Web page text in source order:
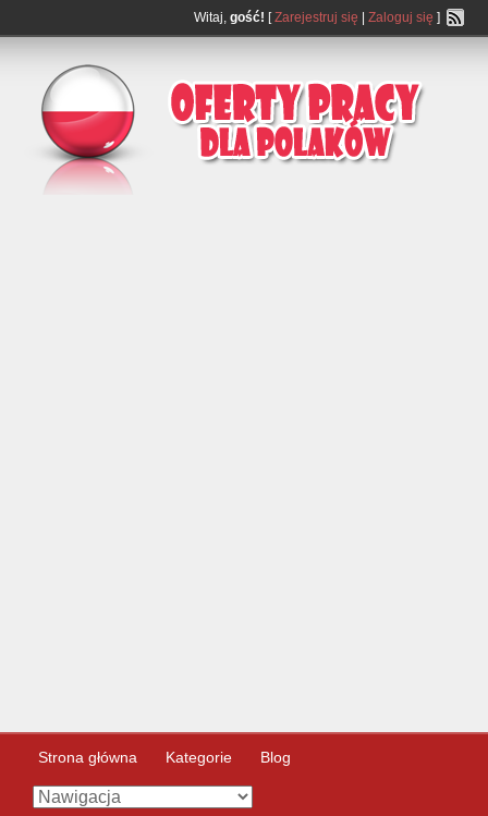
Witaj, gość! [Zarejestruj się Zaloguj się ]
Strona główna Kategorie Blog